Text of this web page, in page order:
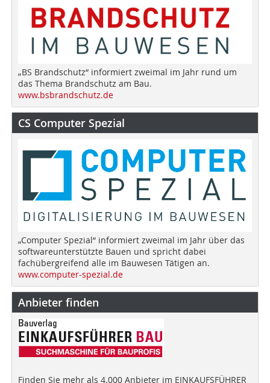
„BS Brandschutz“ informiert zweimal im Jahr rund um
das Thema Brandschutz am Bau.
www.bsbrandschutz.de
CS Computer Spezial
„Computer Spezial“ informiert zweimal im Jahr über das
softwareunterstützte Bauen und spricht dabei
fachübergreifend alle im Bauwesen Tätigen an.
www.computer-spezial.de
Anbieter finden
Finden Sie mehr als 4.000 Anbieter im EINKAUFSFÜHRER